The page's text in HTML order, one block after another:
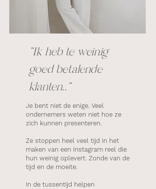
"Ik heb te weinig
goed betalende
klanten.."
Je bent niet de enige. Veel
ondernemers weten niet hoe ze
zich kunnen presenteren.
Ze stoppen heel veel tijd in het
maken van een Instagram reel die
hun weinig oplevert. Zonde van de
tijd en de moeite.
In de tussentijd helpen